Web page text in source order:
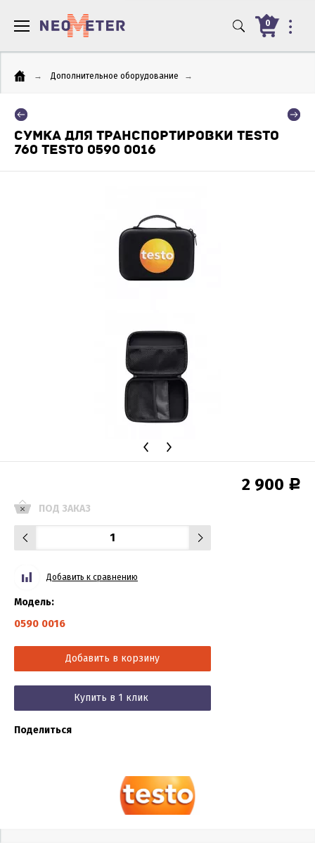
0
→ Дополнительное оборудование →
СУМКА ДЛЯ ТРАНСПОРТИРОВКИ TESTO
760 TESTO 0590 0016
2 900 Р
ПОД ЗАКАЗ
Добавить к сравнению
Модель:
0590 0016
Добавить в корзину
Купить в 1 клик
Поделиться